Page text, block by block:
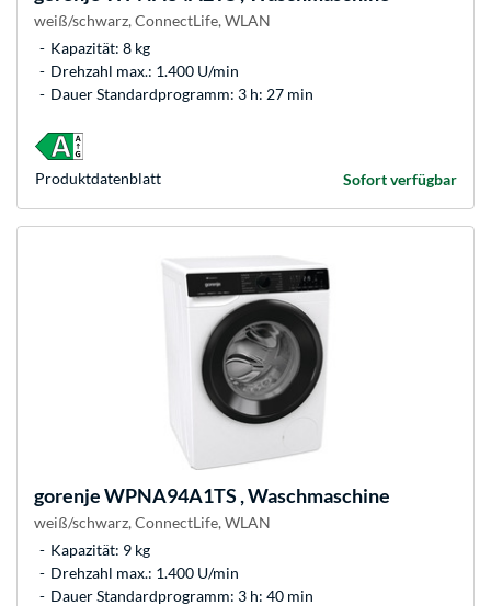
weiß/schwarz, ConnectLife, WLAN
Kapazität: 8 kg
Drehzahl max.: 1.400 U/min
Dauer Standardprogramm: 3 h: 27 min
Sofort verfügbar
Produkt­datenblatt
gorenjeWPNA94A1TS , Waschmaschine
weiß/schwarz, ConnectLife, WLAN
Kapazität: 9 kg
Drehzahl max.: 1.400 U/min
Dauer Standardprogramm: 3 h: 40 min